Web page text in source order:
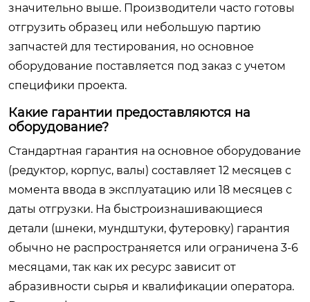
значительно выше. Производители часто готовы
отгрузить образец или небольшую партию
запчастей для тестирования, но основное
оборудование поставляется под заказ с учетом
специфики проекта.
Какие гарантии предоставляются на
оборудование?
Стандартная гарантия на основное оборудование
(редуктор, корпус, валы) составляет 12 месяцев с
момента ввода в эксплуатацию или 18 месяцев с
даты отгрузки. На быстроизнашивающиеся
детали (шнеки, мундштуки, футеровку) гарантия
обычно не распространяется или ограничена 3-6
месяцами, так как их ресурс зависит от
абразивности сырья и квалификации оператора.